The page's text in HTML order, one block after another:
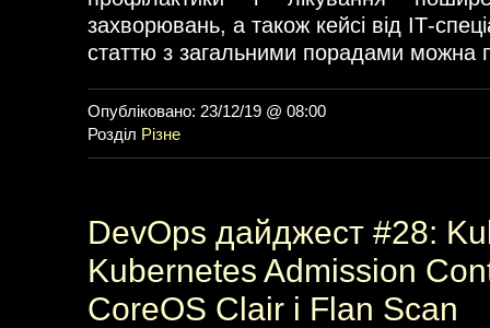
захворювань, а також кейсі від ІТ-
статтю з загальними порадами можна
Опубліковано: 23/12/19 @ 08:00
Розділ Різне
DevOps дайджест #28:
Kubernetes Admission
CoreOS Clair і Flan Scan